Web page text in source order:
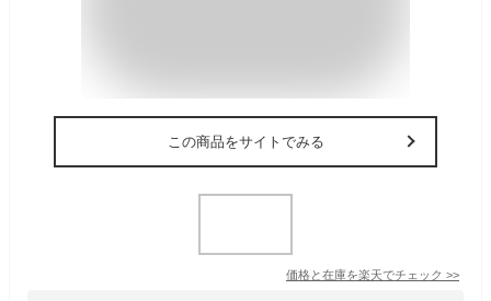
この商品をサイトでみる
価格と在庫を楽天でチェック >>